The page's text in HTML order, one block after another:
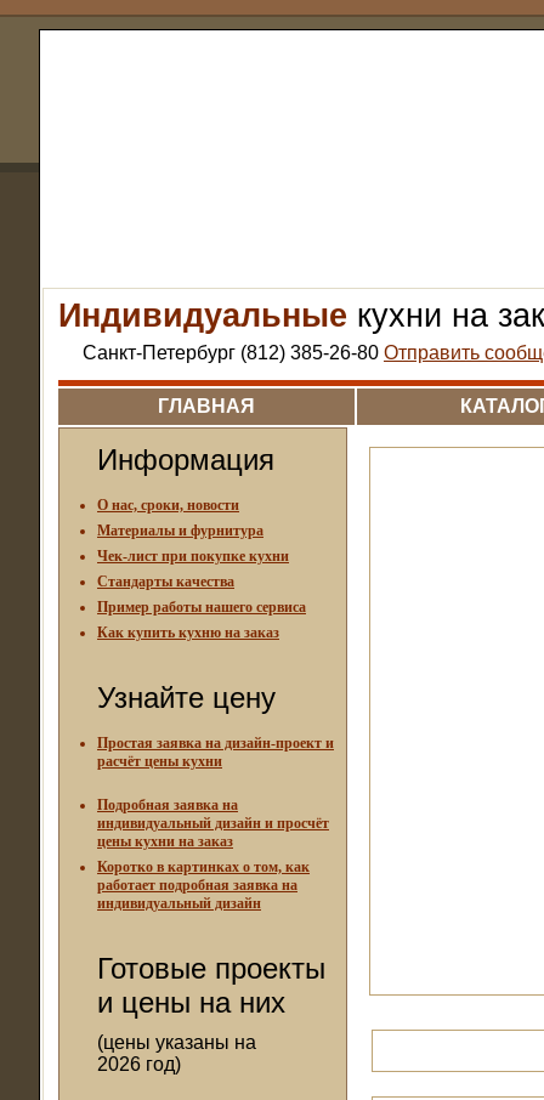
Индивидуальные кухни на
Санкт-Петербург (812) 385-26-80 Отправить
ГЛАВНАЯ
Информация
О нас, сроки, новости
Материалы и фурнитура
Чек-лист при покупке кухни
Стандарты качества
Пример работы нашего сервиса
Как купить кухню на заказ
Узнайте цену
Простая заявка на дизайн-проект и
расчёт цены кухни
Подробная заявка на
индивидуальный дизайн и просчёт
цены кухни на заказ
Коротко в картинках о том, как
работает подробная заявка на
индивидуальный дизайн
Готовые проекты
и цены на них
(цены указаны на
2026 год)